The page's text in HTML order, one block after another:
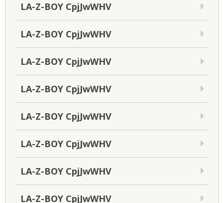
LA-Z-BOY CpjJwWHV
LA-Z-BOY CpjJwWHV
LA-Z-BOY CpjJwWHV
LA-Z-BOY CpjJwWHV
LA-Z-BOY CpjJwWHV
LA-Z-BOY CpjJwWHV
LA-Z-BOY CpjJwWHV
LA-Z-BOY CpjJwWHV